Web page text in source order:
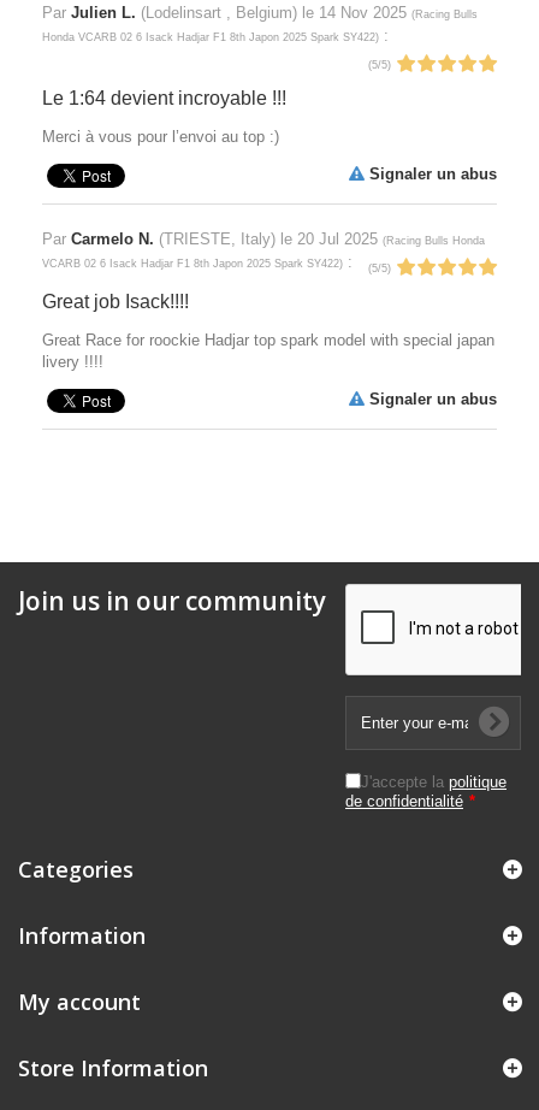
Par Julien L. (Lodelinsart , Belgium) le 14 Nov 2025 (Racing Bulls
Honda VCARB 02 6 Isack Hadjar F1 8th Japon 2025 Spark SY422) :
(5/5)
Le 1:64 devient incroyable !!!
Merci à vous pour l’envoi au top :)
Signaler un abus
Par Carmelo N. (TRIESTE, Italy) le 20 Jul 2025 (Racing Bulls Honda
VCARB 02 6 Isack Hadjar F1 8th Japon 2025 Spark SY422) : (5/5)
Great job Isack!!!!
Great Race for roockie Hadjar top spark model with special japan
livery !!!!
Signaler un abus
Join us in our community
J'accepte la politique
de confidentialité *
Categories
Information
My account
Store Information